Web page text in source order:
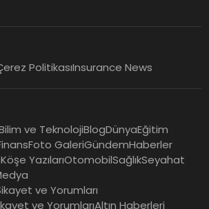
PolitikasıInsurance News
ve TeknolojiBlogDünyaEğitim
Foto GaleriGündemHaberler
Köşe YazılarıOtomobilSağlıkSeyahat
ve Yorumları
ve YorumlarıAltın Haberleri